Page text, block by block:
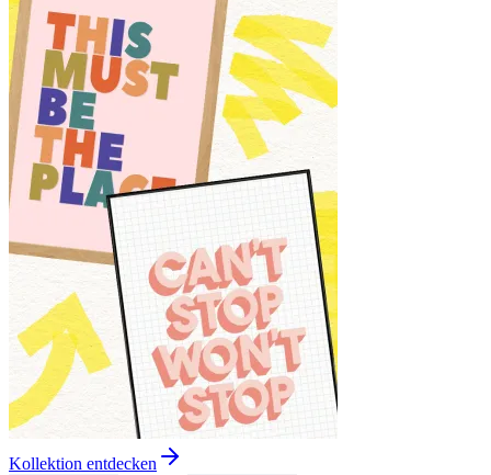
Kollektion entdecken